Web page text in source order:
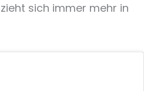
sich immer mehr in